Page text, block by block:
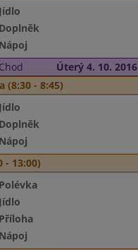
Jídlo
Doplněk
Nápoj
Chod
Úterý 4. 10. 2016
(8:30 - 8:45)
Jídlo
Doplněk
Nápoj
- 13:00)
Polévka
Jídlo
Příloha
Nápoj